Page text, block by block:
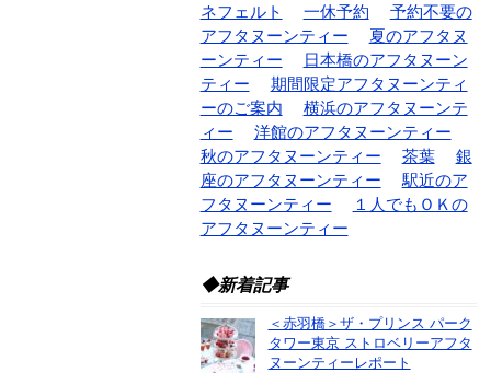
ネフェルト
一休予約
予約不要の
アフタヌーンティー
夏のアフタヌ
ーンティー
日本橋のアフタヌーン
ティー
期間限定アフタヌーンティ
ーのご案内
横浜のアフタヌーンテ
ィー
洋館のアフタヌーンティー
秋のアフタヌーンティー
茶葉
銀
座のアフタヌーンティー
駅近のア
フタヌーンティー
１人でもＯＫの
アフタヌーンティー
◆新着記事
＜赤羽橋＞ザ・プリンス パーク
タワー東京 ストロベリーアフタ
ヌーンティーレポート